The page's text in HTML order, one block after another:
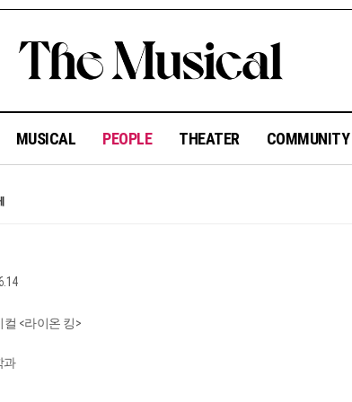
MUSICAL PEOPLE THEATER COMMUNITY
컬 <라이온 킹>
과